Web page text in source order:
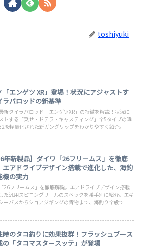
toshiyuki
「エンゲツ XR」登場！状況にアジャストす
ラバロッドの新基準
新タイラバロッド「エンゲツXR」の特徴を解説！状況に
トする「乗せ・ドテラ・キャスティング」全5タイプの違
軽量化された新ガングリップをわかりやすく紹介。最
年新製品】ダイワ「26フリームス」を徹底
エアドライブデザイン搭載で進化した、海釣
機の実力
26フリームス」を徹底解説。エアドライブデザイン搭載
た汎用スピニングリールのスペックを番手別に紹介。エギ
ーバスからショアジギングの青物まで、海釣り全般での使
時のタコ釣りに効果抜群！フラッシュブース
の「タコマスタースッテ」が登場